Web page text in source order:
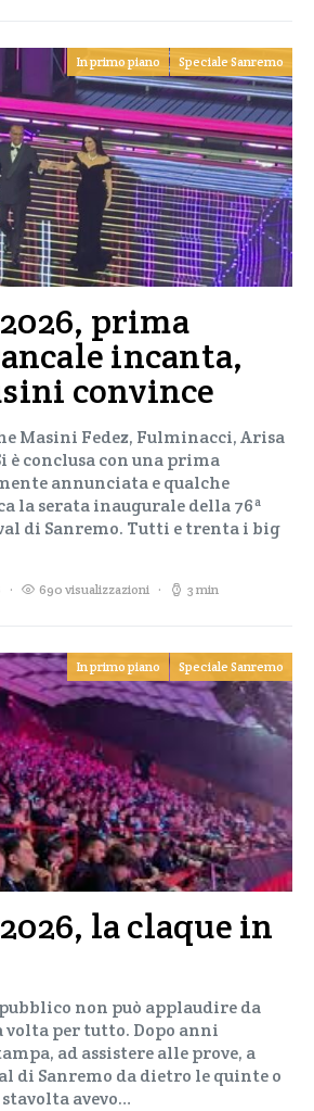
In primo piano Speciale Sanremo
prima
incanta,
convince
Masini Fedez, Fulminacci, Arisa
è conclusa con una prima
annunciata e qualche
la serata inaugurale della 76ª
di Sanremo. Tutti e trenta i big
690 visualizzazioni 3 min
In primo piano Speciale Sanremo
la claque in
non può applaudire da
volta per tutto. Dopo anni
ad assistere alle prove, a
di Sanremo da dietro le quinte o
avevo…